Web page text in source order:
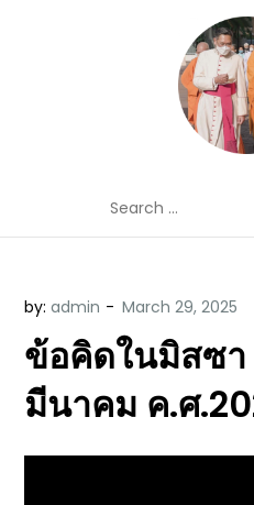
ประทานพระพรแก่
for:
by:admin
ข้อคิดในมิสซา
มีนาคม ค.ศ